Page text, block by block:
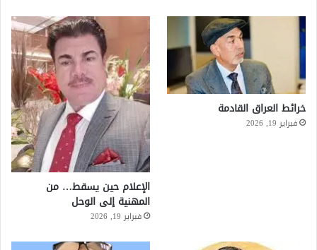
خرائط العراق القادمة
فبراير 19, 2026
الإعلام حين يسقط… من
المهنية إلى الوحل
فبراير 19, 2026